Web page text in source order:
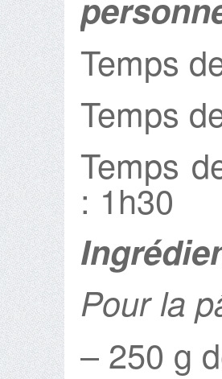
Temps
Temps
Temps
: 1h30
Pour la
– 250 g